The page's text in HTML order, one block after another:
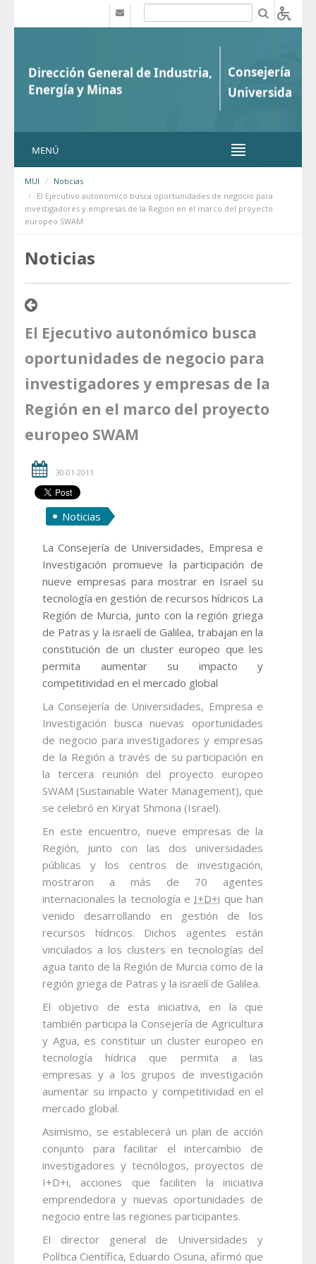
MENÚ
MUI
Noticias
El Ejecutivo autonómico busca oportunidades de negocio para
investigadores y empresas de la Región en el marco del proyecto
europeo SWAM
Noticias
El Ejecutivo autonómico busca
oportunidades de negocio para
investigadores y empresas de la
Región en el marco del proyecto
europeo SWAM
30-01-2011
Noticias
La Consejería de Universidades, Empresa e
Investigación promueve la participación de
nueve empresas para mostrar en Israel su
tecnología en gestión de recursos hídricos La
Región de Murcia, junto con la región griega
de Patras y la israelí de Galilea, trabajan en la
constitución de un cluster europeo que les
permita aumentar su impacto y
competitividad en el mercado global
La Consejería de Universidades, Empresa e
Investigación busca nuevas oportunidades
de negocio para investigadores y empresas
de la Región a través de su participación en
la tercera reunión del proyecto europeo
SWAM (Sustainable Water Management), que
se celebró en Kiryat Shmona (Israel).
En este encuentro, nueve empresas de la
Región, junto con las dos universidades
públicas y los centros de investigación,
mostraron a más de 70 agentes
internacionales la tecnología e I+D+i que han
venido desarrollando en gestión de los
recursos hídricos. Dichos agentes están
vinculados a los clusters en tecnologías del
agua tanto de la Región de Murcia como de la
región griega de Patras y la israelí de Galilea.
El objetivo de esta iniciativa, en la que
también participa la Consejería de Agricultura
y Agua, es constituir un cluster europeo en
tecnología hídrica que permita a las
empresas y a los grupos de investigación
aumentar su impacto y competitividad en el
mercado global.
Asimismo, se establecerá un plan de acción
conjunto para facilitar el intercambio de
investigadores y tecnólogos, proyectos de
I+D+i, acciones que faciliten la iniciativa
emprendedora y nuevas oportunidades de
negocio entre las regiones participantes.
El director general de Universidades y
Política Científica, Eduardo Osuna, afirmó que